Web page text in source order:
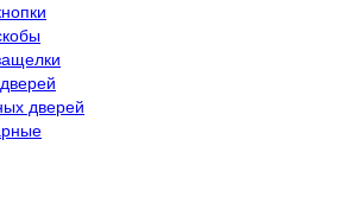
дверей